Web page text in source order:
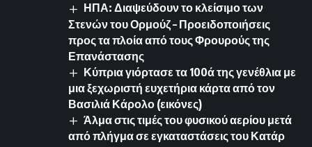
ΗΠΑ: Διαψεύδουν το κλείσιμο των
Στενών του Ορμούζ – Προειδοποιήσεις
προς τα πλοία από τους Φρουρούς της
Επανάστασης
Κύπρια γιόρτασε τα 100ά της γενέθλια με
μια ξεχωριστή ευχετήρια κάρτα από τον
Βασιλιά Κάρολο (εικόνες)
Άλμα στις τιμές του φυσικού αερίου μετά
από πλήγμα σε εγκαταστάσεις του Κατάρ